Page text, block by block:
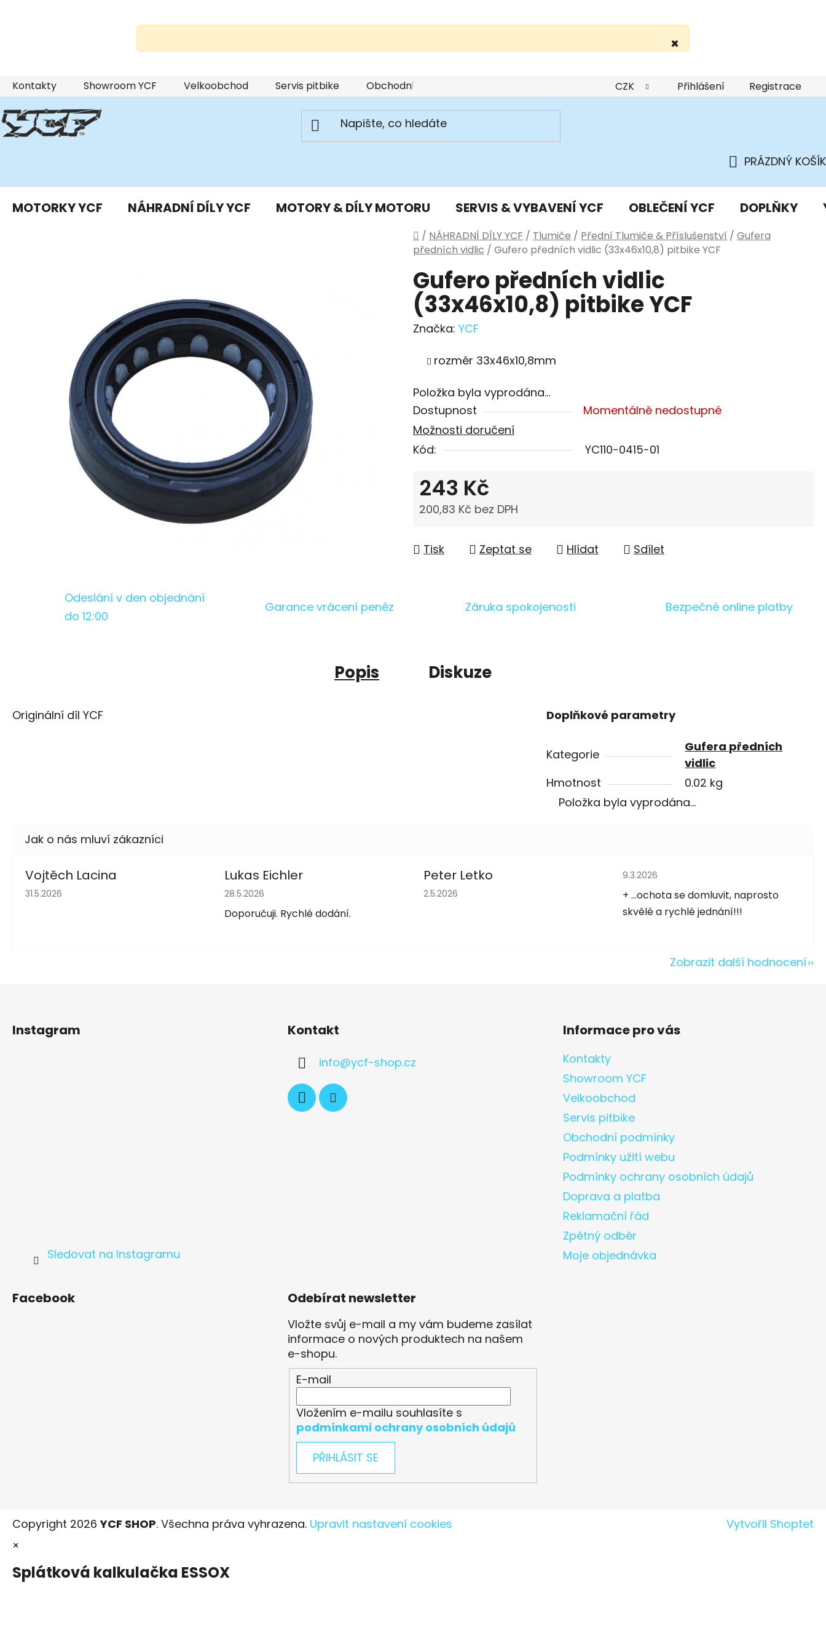
×
Přejít
na
obsah
Kontakty Showroom YCF Velkoobchod Servis pitbike Obchodní podmínky Podmínky ochrany osobních údajů
CZK Přihlášení Registrace
KOŠÍK
PRÁZDNÝ KOŠÍK
MOTORKY YCF NÁHRADNÍ DÍLY YCF MOTORY & DÍLY MOTORU SERVIS & VYBAVENÍ YCF OBLEČENÍ YCF DOPLŇKY
Domů
/ NÁHRADNÍ DÍLY YCF / Tlumiče / Přední Tlumiče & Příslušenství / Gufera
předních vidlic / Gufero předních vidlic (33x46x10,8) pitbike YCF
Gufero předních vidlic
(33x46x10,8) pitbike YCF
Značka: YCF
rozměr 33x46x10,8mm
Položka byla vyprodána…
Dostupnost
Momentálně nedostupné
Možnosti doručení
Kód:
YC110-0415-01
243 Kč
200,83 Kč bez DPH
Tisk
Zeptat se Hlídat Sdílet
Odeslání v den objednání
do 12:00
Garance vrácení peněz Záruka spokojenosti Bezpečné online platby
Popis Diskuze
Originální díl YCF Doplňkové parametry
Kategorie
Gufera předních
vidlic
Hmotnost
0.02 kg
Položka byla vyprodána…
Vojtěch Lacina
Hodnocení obchodu je 5 z 5 hvězdiček.
31.5.2026
Lukas Eichler
Hodnocení obchodu je 5 z 5 hvězdiček.
28.5.2026
Doporučuji. Rychlé dodání.
Peter Letko
Hodnocení obchodu je 5 z 5 hvězdiček.
2.5.2026
Hodnocení obchodu je 5 z 5 hvězdiček.
9.3.2026
+ ...ochota se domluvit, naprosto
skvělé a rychlé jednání!!!
Zobrazit další hodnocení
Instagram
Sledovat na Instagramu
Kontakt
info@ycf-shop.cz
Informace pro vás
Kontakty
Showroom YCF
Velkoobchod
Servis pitbike
Obchodní podmínky
Podmínky užití webu
Podmínky ochrany osobních údajů
Doprava a platba
Reklamační řád
Zpětný odběr
Moje objednávka
Facebook Odebírat newsletter
Vložte svůj e-mail a my vám budeme zasílat
informace o nových produktech na našem
e-shopu.
E-mail
Vložením e-mailu souhlasíte s
podmínkami ochrany osobních údajů
PŘIHLÁSIT SE
Vytvořil Shoptet
Copyright 2026YCF SHOP. Všechna práva vyhrazena. Upravit nastavení cookies
×
Splátková kalkulačka ESSOX